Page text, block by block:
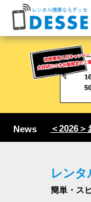
News ＜2026
レンタ
簡単・ス